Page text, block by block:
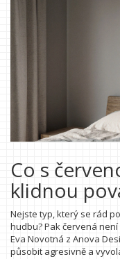
Co s
klidnou
Nejste typ, který se rád
hudbu? Pak červená
Eva Novotná z Anova
působit agresivně a